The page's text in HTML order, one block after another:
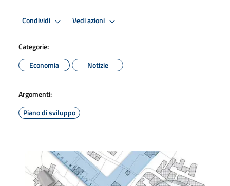
Condividi Vedi azioni
Categorie:
Economia
Notizie
Argomenti:
Piano di sviluppo